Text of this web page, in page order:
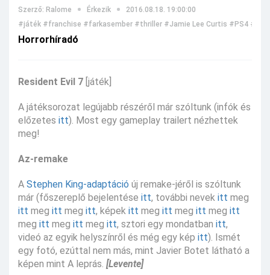
Szerző: Ralome Érkezik
2016.08.18. 19:00:00
#játék #franchise #farkasember #thriller #Jamie Lee Curtis #PS4
Horrorhíradó
Resident Evil 7 [játék]
A játéksorozat legújabb részéről már szóltunk (infók és
előzetes itt). Most egy gameplay trailert nézhettek
meg!
Az-remake
A Stephen King-adaptáció új remake-jéről is szóltunk
már (főszereplő bejelentése itt, további nevek itt meg
itt meg itt meg itt, képek itt meg itt meg itt meg itt
meg itt meg itt meg itt, sztori egy mondatban itt,
videó az egyik helyszínről és még egy kép itt). Ismét
egy fotó, ezúttal nem más, mint Javier Botet látható a
képen mint A leprás. [Levente]